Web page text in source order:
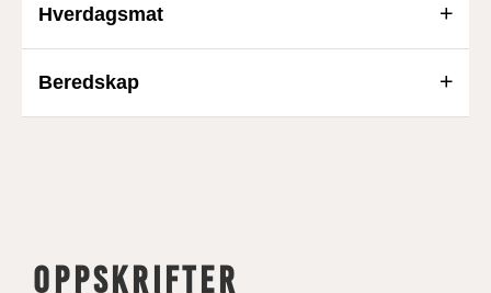
Hverdagsmat
Beredskap
OPPSKRIFTER